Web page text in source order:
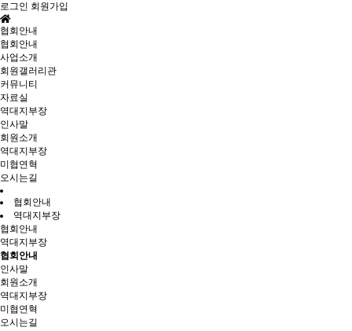
로그인 회원가입
협회안내
협회안내
사업소개
회원갤러리관
커뮤니티
자료실
역대지부장
인사말
회원소개
역대지부장
미협연혁
오시는길
협회안내
역대지부장
협회안내
역대지부장
협회안내
인사말
회원소개
역대지부장
미협연혁
오시는길